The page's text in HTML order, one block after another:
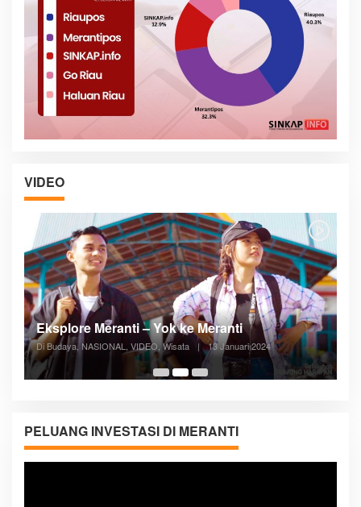
VIDEO
05:08
Posyandu Melayani Semua Siklus Hidup
Di ADVERTORIAL, Kesehatan, VIDEO 27 Desember 2023
PELUANG INVESTASI DI MERANTI